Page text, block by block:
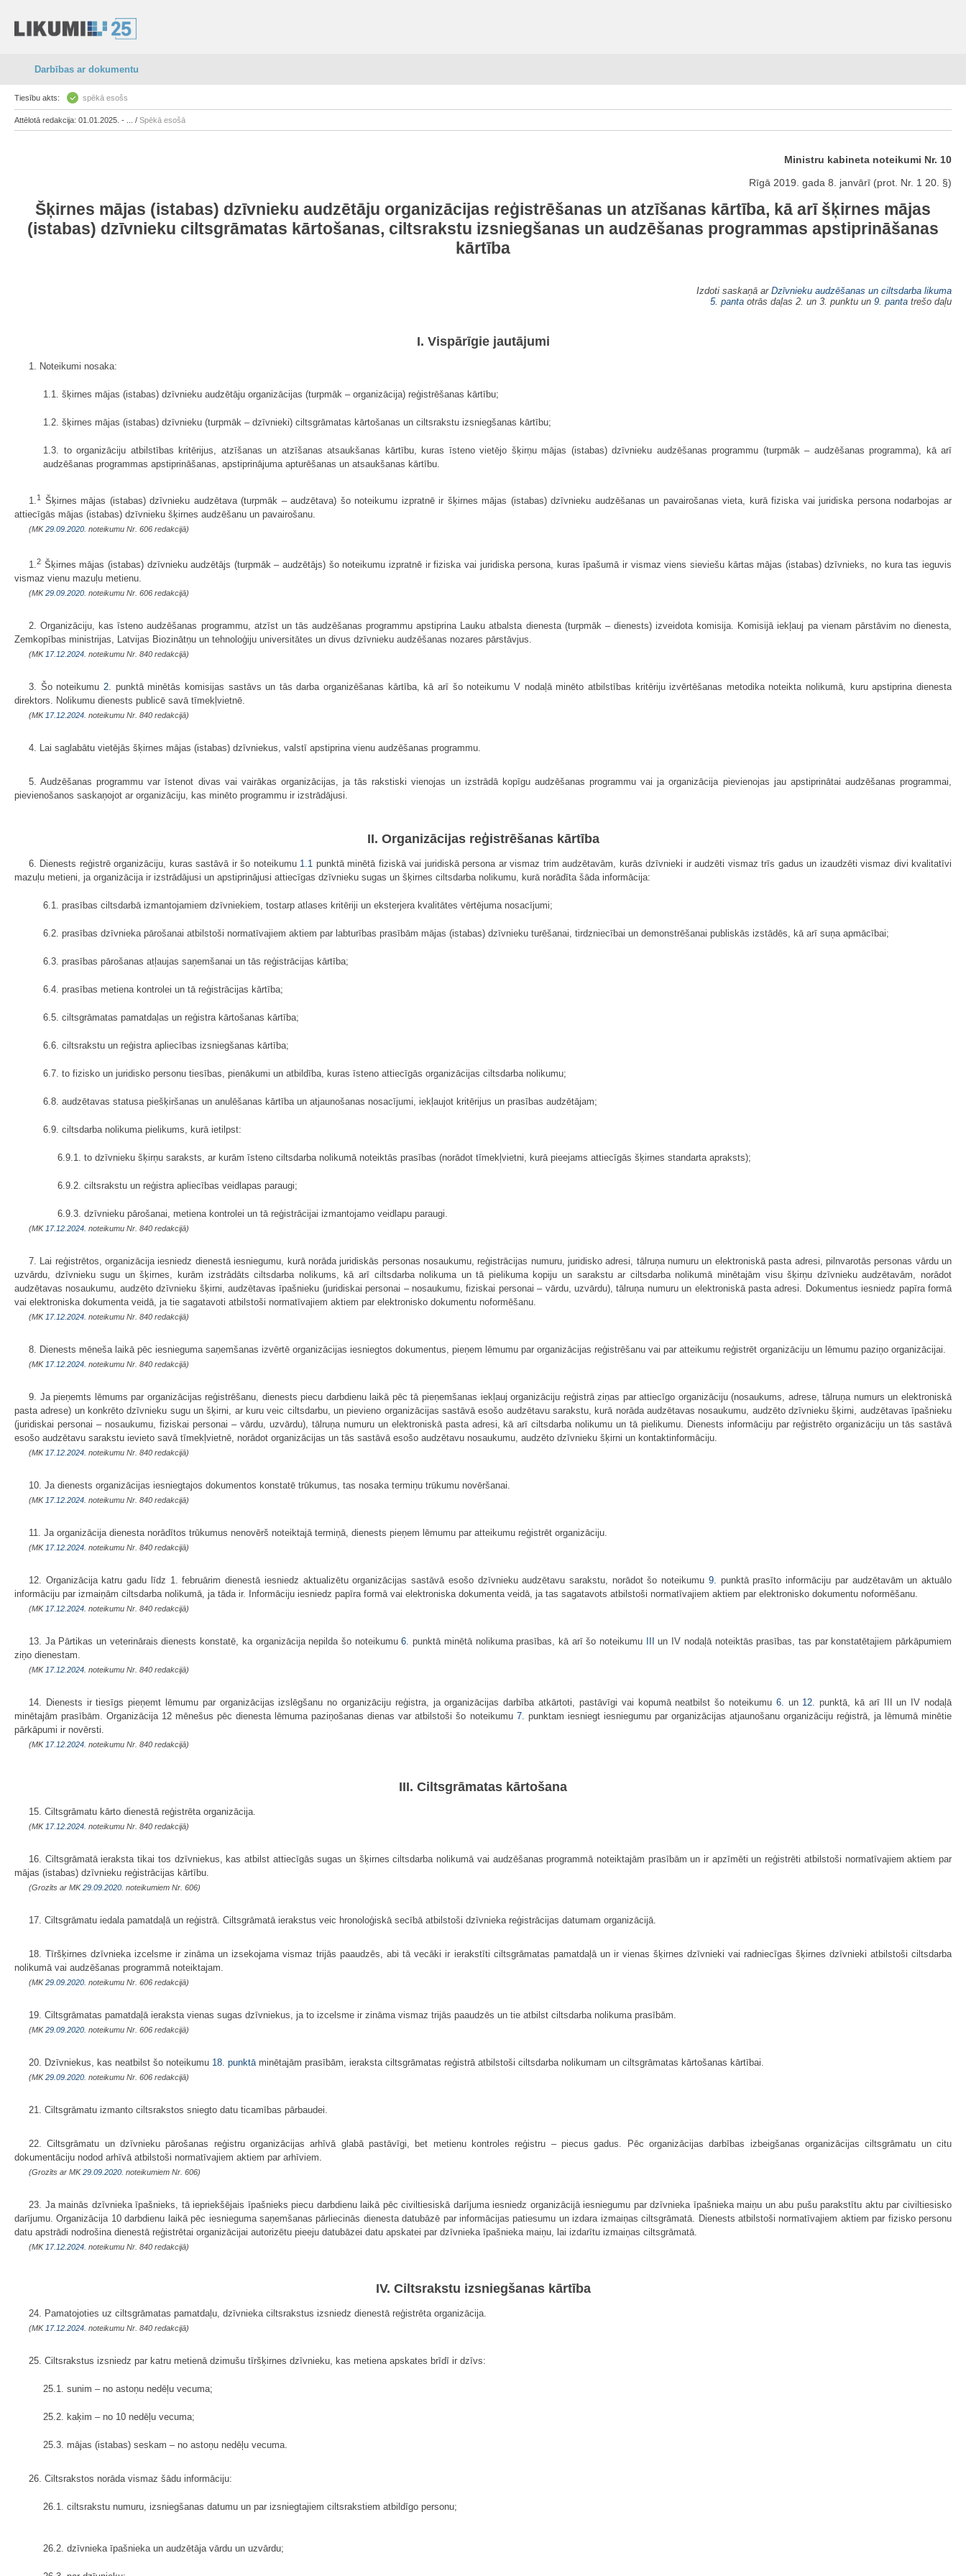
Darbības ar dokumentu
Tiesību akts: spēkā esošs
Attēlotā redakcija: 01.01.2025. - ... / Spēkā esošā
Ministru kabineta noteikumi Nr. 10
Rīgā 2019. gada 8. janvārī (prot. Nr. 1 20. §)
Šķirnes mājas (istabas) dzīvnieku audzētāju organizācijas reģistrēšanas un atzīšanas kārtība, kā arī šķirnes mājas
(istabas) dzīvnieku ciltsgrāmatas kārtošanas, ciltsrakstu izsniegšanas un audzēšanas programmas apstiprināšanas
kārtība
Izdoti saskaņā ar Dzīvnieku audzēšanas un ciltsdarba likuma
5. panta otrās daļas 2. un 3. punktu un 9. panta trešo daļu
I. Vispārīgie jautājumi
1. Noteikumi nosaka:
1.1. šķirnes mājas (istabas) dzīvnieku audzētāju organizācijas (turpmāk – organizācija) reģistrēšanas kārtību;
1.2. šķirnes mājas (istabas) dzīvnieku (turpmāk – dzīvnieki) ciltsgrāmatas kārtošanas un ciltsrakstu izsniegšanas kārtību;
1.3. to organizāciju atbilstības kritērijus, atzīšanas un atzīšanas atsaukšanas kārtību, kuras īsteno vietējo šķirņu mājas (istabas) dzīvnieku audzēšanas programmu (turpmāk – audzēšanas programma), kā arī
audzēšanas programmas apstiprināšanas, apstiprinājuma apturēšanas un atsaukšanas kārtību.
1. 1
Šķirnes mājas (istabas) dzīvnieku audzētava (turpmāk – audzētava) šo noteikumu izpratnē ir šķirnes mājas (istabas) dzīvnieku audzēšanas un pavairošanas vieta, kurā fiziska vai juridiska persona nodarbojas ar
attiecīgās mājas (istabas) dzīvnieku šķirnes audzēšanu un pavairošanu.
(MK29.09.2020. noteikumu Nr. 606 redakcijā)
1.2 Šķirnes mājas (istabas) dzīvnieku audzētājs (turpmāk – audzētājs) šo noteikumu izpratnē ir fiziska vai juridiska persona, kuras īpašumā ir vismaz viens sieviešu kārtas mājas (istabas) dzīvnieks, no kura tas ieguvis
vismaz vienu mazuļu metienu.
(MK29.09.2020. noteikumu Nr. 606 redakcijā)
2. Organizāciju, kas īsteno audzēšanas programmu, atzīst un tās audzēšanas programmu apstiprina Lauku atbalsta dienesta (turpmāk – dienests) izveidota komisija. Komisijā iekļauj pa vienam pārstāvim no dienesta,
Zemkopības ministrijas, Latvijas Biozinātņu un tehnoloģiju universitātes un divus dzīvnieku audzēšanas nozares pārstāvjus.
(MK 17.12.2024. noteikumu Nr. 840 redakcijā)
3. Šo noteikumu 2. punktā minētās komisijas sastāvs un tās darba organizēšanas kārtība, kā arī šo noteikumu V nodaļā minēto atbilstības kritēriju izvērtēšanas metodika noteikta nolikumā, kuru apstiprina dienesta
direktors. Nolikumu dienests publicē savā tīmekļvietnē.
(MK 17.12.2024. noteikumu Nr. 840 redakcijā)
4. Lai saglabātu vietējās šķirnes mājas (istabas) dzīvniekus, valstī apstiprina vienu audzēšanas programmu.
5. Audzēšanas programmu var īstenot divas vai vairākas organizācijas, ja tās rakstiski vienojas un izstrādā kopīgu audzēšanas programmu vai ja organizācija pievienojas jau apstiprinātai audzēšanas programmai,
pievienošanos saskaņojot ar organizāciju, kas minēto programmu ir izstrādājusi.
II. Organizācijas reģistrēšanas kārtība
6. Dienests reģistrē organizāciju, kuras sastāvā ir šo noteikumu 1.1 punktā minētā fiziskā vai juridiskā persona ar vismaz trim audzētavām, kurās dzīvnieki ir audzēti vismaz trīs gadus un izaudzēti vismaz divi kvalitatīvi
mazuļu metieni, ja organizācija ir izstrādājusi un apstiprinājusi attiecīgas dzīvnieku sugas un šķirnes ciltsdarba nolikumu, kurā norādīta šāda informācija:
6.1. prasības ciltsdarbā izmantojamiem dzīvniekiem, tostarp atlases kritēriji un eksterjera kvalitātes vērtējuma nosacījumi;
6.2. prasības dzīvnieka pārošanai atbilstoši normatīvajiem aktiem par labturības prasībām mājas (istabas) dzīvnieku turēšanai, tirdzniecībai un demonstrēšanai publiskās izstādēs, kā arī suņa apmācībai;
6.3. prasības pārošanas atļaujas saņemšanai un tās reģistrācijas kārtība;
6.4. prasības metiena kontrolei un tā reģistrācijas kārtība;
6.5. ciltsgrāmatas pamatdaļas un reģistra kārtošanas kārtība;
6.6. ciltsrakstu un reģistra apliecības izsniegšanas kārtība;
6.7. to fizisko un juridisko personu tiesības, pienākumi un atbildība, kuras īsteno attiecīgās organizācijas ciltsdarba nolikumu;
6.8. audzētavas statusa piešķiršanas un anulēšanas kārtība un atjaunošanas nosacījumi, iekļaujot kritērijus un prasības audzētājam;
6.9. ciltsdarba nolikuma pielikums, kurā ietilpst:
6.9.1. to dzīvnieku šķirņu saraksts, ar kurām īsteno ciltsdarba nolikumā noteiktās prasības (norādot tīmekļvietni, kurā pieejams attiecīgās šķirnes standarta apraksts);
6.9.2. ciltsrakstu un reģistra apliecības veidlapas paraugi;
6.9.3. dzīvnieku pārošanai, metiena kontrolei un tā reģistrācijai izmantojamo veidlapu paraugi.
(MK 17.12.2024. noteikumu Nr. 840 redakcijā)
7. Lai reģistrētos, organizācija iesniedz dienestā iesniegumu, kurā norāda juridiskās personas nosaukumu, reģistrācijas numuru, juridisko adresi, tālruņa numuru un elektroniskā pasta adresi, pilnvarotās personas vārdu un
uzvārdu, dzīvnieku sugu un šķirnes, kurām izstrādāts ciltsdarba nolikums, kā arī ciltsdarba nolikuma un tā pielikuma kopiju un sarakstu ar ciltsdarba nolikumā minētajām visu šķirņu dzīvnieku audzētavām, norādot
audzētavas nosaukumu, audzēto dzīvnieku šķirni, audzētavas īpašnieku (juridiskai personai – nosaukumu, fiziskai personai – vārdu, uzvārdu), tālruņa numuru un elektroniskā pasta adresi. Dokumentus iesniedz papīra formā
vai elektroniska dokumenta veidā, ja tie sagatavoti atbilstoši normatīvajiem aktiem par elektronisko dokumentu noformēšanu.
(MK 17.12.2024. noteikumu Nr. 840 redakcijā)
8. Dienests mēneša laikā pēc iesnieguma saņemšanas izvērtē organizācijas iesniegtos dokumentus, pieņem lēmumu par organizācijas reģistrēšanu vai par atteikumu reģistrēt organizāciju un lēmumu paziņo organizācijai.
(MK 17.12.2024. noteikumu Nr. 840 redakcijā)
9. Ja pieņemts lēmums par organizācijas reģistrēšanu, dienests piecu darbdienu laikā pēc tā pieņemšanas iekļauj organizāciju reģistrā ziņas par attiecīgo organizāciju (nosaukums, adrese, tālruņa numurs un elektroniskā
pasta adrese) un konkrēto dzīvnieku sugu un šķirni, ar kuru veic ciltsdarbu, un pievieno organizācijas sastāvā esošo audzētavu sarakstu, kurā norāda audzētavas nosaukumu, audzēto dzīvnieku šķirni, audzētavas īpašnieku
(juridiskai personai – nosaukumu, fiziskai personai – vārdu, uzvārdu), tālruņa numuru un elektroniskā pasta adresi, kā arī ciltsdarba nolikumu un tā pielikumu. Dienests informāciju par reģistrēto organizāciju un tās sastāvā
esošo audzētavu sarakstu ievieto savā tīmekļvietnē, norādot organizācijas un tās sastāvā esošo audzētavu nosaukumu, audzēto dzīvnieku šķirni un kontaktinformāciju.
(MK 17.12.2024. noteikumu Nr. 840 redakcijā)
10. Ja dienests organizācijas iesniegtajos dokumentos konstatē trūkumus, tas nosaka termiņu trūkumu novēršanai.
(MK 17.12.2024. noteikumu Nr. 840 redakcijā)
11. Ja organizācija dienesta norādītos trūkumus nenovērš noteiktajā termiņā, dienests pieņem lēmumu par atteikumu reģistrēt organizāciju.
(MK 17.12.2024. noteikumu Nr. 840 redakcijā)
12. Organizācija katru gadu līdz 1. februārim dienestā iesniedz aktualizētu organizācijas sastāvā esošo dzīvnieku audzētavu sarakstu, norādot šo noteikumu 9.
punktā prasīto informāciju par audzētavām un aktuālo
informāciju par izmaiņām ciltsdarba nolikumā, ja tāda ir. Informāciju iesniedz papīra formā vai elektroniska dokumenta veidā, ja tas sagatavots atbilstoši normatīvajiem aktiem par elektronisko dokumentu noformēšanu.
(MK 17.12.2024. noteikumu Nr. 840 redakcijā)
13. Ja Pārtikas un veterinārais dienests konstatē, ka organizācija nepilda šo noteikumu6. punktā minētā nolikuma prasības, kā arī šo noteikumu IIIun IV nodaļā noteiktās prasības, tas par konstatētajiem pārkāpumiem
ziņo dienestam.
(MK 17.12.2024. noteikumu Nr. 840 redakcijā)
14. Dienests ir tiesīgs pieņemt lēmumu par organizācijas izslēgšanu no organizāciju reģistra, ja organizācijas darbība atkārtoti, pastāvīgi vai kopumā neatbilst šo noteikumu 6. un 12.
punktā, kā arī III un IV nodaļā
minētajām prasībām. Organizācija 12 mēnešus pēc dienesta lēmuma paziņošanas dienas var atbilstoši šo noteikumu 7. punktam iesniegt iesniegumu par organizācijas atjaunošanu organizāciju reģistrā, ja lēmumā minētie
pārkāpumi ir novērsti.
(MK 17.12.2024. noteikumu Nr. 840 redakcijā)
III. Ciltsgrāmatas kārtošana
15. Ciltsgrāmatu kārto dienestā reģistrēta organizācija.
(MK 17.12.2024. noteikumu Nr. 840 redakcijā)
16. Ciltsgrāmatā ieraksta tikai tos dzīvniekus, kas atbilst attiecīgās sugas un šķirnes ciltsdarba nolikumā vai audzēšanas programmā noteiktajām prasībām un ir apzīmēti un reģistrēti atbilstoši normatīvajiem aktiem par
mājas (istabas) dzīvnieku reģistrācijas kārtību.
(Grozīts ar MK29.09.2020. noteikumiem Nr. 606)
17. Ciltsgrāmatu iedala pamatdaļā un reģistrā. Ciltsgrāmatā ierakstus veic hronoloģiskā secībā atbilstoši dzīvnieka reģistrācijas datumam organizācijā.
18. Tīršķirnes dzīvnieka izcelsme ir zināma un izsekojama vismaz trijās paaudzēs, abi tā vecāki ir ierakstīti ciltsgrāmatas pamatdaļā un ir vienas šķirnes dzīvnieki vai radniecīgas šķirnes dzīvnieki atbilstoši ciltsdarba
nolikumā vai audzēšanas programmā noteiktajam.
(MK29.09.2020. noteikumu Nr. 606 redakcijā)
19. Ciltsgrāmatas pamatdaļā ieraksta vienas sugas dzīvniekus, ja to izcelsme ir zināma vismaz trijās paaudzēs un tie atbilst ciltsdarba nolikuma prasībām.
(MK29.09.2020. noteikumu Nr. 606 redakcijā)
20. Dzīvniekus, kas neatbilst šo noteikumu 18. punktā minētajām prasībām, ieraksta ciltsgrāmatas reģistrā atbilstoši ciltsdarba nolikumam un ciltsgrāmatas kārtošanas kārtībai.
(MK29.09.2020. noteikumu Nr. 606 redakcijā)
21. Ciltsgrāmatu izmanto ciltsrakstos sniegto datu ticamības pārbaudei.
22. Ciltsgrāmatu un dzīvnieku pārošanas reģistru organizācijas arhīvā glabā pastāvīgi, bet metienu kontroles reģistru – piecus gadus. Pēc organizācijas darbības izbeigšanas organizācijas ciltsgrāmatu un citu
dokumentāciju nodod arhīvā atbilstoši normatīvajiem aktiem par arhīviem.
(Grozīts ar MK29.09.2020. noteikumiem Nr. 606)
23. Ja mainās dzīvnieka īpašnieks, tā iepriekšējais īpašnieks piecu darbdienu laikā pēc civiltiesiskā darījuma iesniedz organizācijā iesniegumu par dzīvnieka īpašnieka maiņu un abu pušu parakstītu aktu par civiltiesisko
darījumu. Organizācija 10 darbdienu laikā pēc iesnieguma saņemšanas pārliecinās dienesta datubāzē par informācijas patiesumu un izdara izmaiņas ciltsgrāmatā. Dienests atbilstoši normatīvajiem aktiem par fizisko personu
datu apstrādi nodrošina dienestā reģistrētai organizācijai autorizētu pieeju datubāzei datu apskatei par dzīvnieka īpašnieka maiņu, lai izdarītu izmaiņas ciltsgrāmatā.
(MK 17.12.2024. noteikumu Nr. 840 redakcijā)
IV. Ciltsrakstu izsniegšanas kārtība
24. Pamatojoties uz ciltsgrāmatas pamatdaļu, dzīvnieka ciltsrakstus izsniedz dienestā reģistrēta organizācija.
(MK 17.12.2024. noteikumu Nr. 840 redakcijā)
25. Ciltsrakstus izsniedz par katru metienā dzimušu tīršķirnes dzīvnieku, kas metiena apskates brīdī ir dzīvs:
25.1. sunim – no astoņu nedēļu vecuma;
25.2. kaķim – no 10 nedēļu vecuma;
25.3. mājas (istabas) seskam – no astoņu nedēļu vecuma.
26. Ciltsrakstos norāda vismaz šādu informāciju:
26.1. ciltsrakstu numuru, izsniegšanas datumu un par izsniegtajiem ciltsrakstiem atbildīgo personu;
26.2. dzīvnieka īpašnieka un audzētāja vārdu un uzvārdu;